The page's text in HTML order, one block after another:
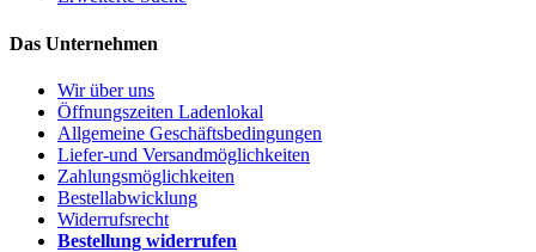
Das Unternehmen
Wir über uns
Öffnungszeiten Ladenlokal
Allgemeine Geschäftsbedingungen
Liefer-und Versandmöglichkeiten
Zahlungsmöglichkeiten
Bestellabwicklung
Widerrufsrecht
Bestellung widerrufen